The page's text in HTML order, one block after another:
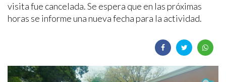
visita fue cancelada. Se espera que en las próximas
horas se informe una nueva fecha para la actividad.